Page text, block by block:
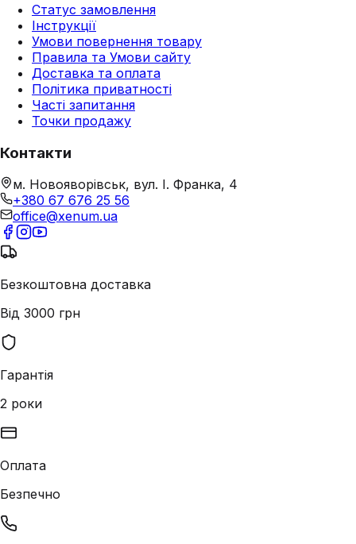
Статус замовлення
Інструкції
Умови повернення товару
Правила та Умови сайту
Доставка та оплата
Політика приватності
Часті запитання
Точки продажу
Контакти
м. Новояворівськ, вул. І. Франка, 4
+380 67 676 25 56
office@xenum.ua
Безкоштовна доставка
Від 3000 грн
Гарантія
2 роки
Оплата
Безпечно